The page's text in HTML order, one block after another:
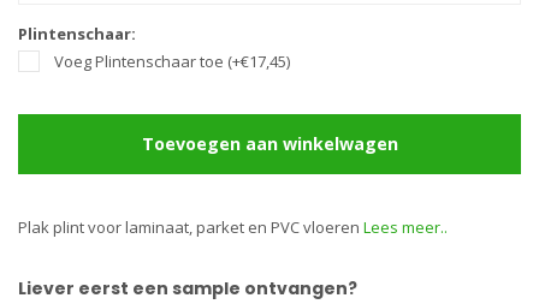
Plintenschaar:
Voeg Plintenschaar toe (+€17,45)
Toevoegen aan winkelwagen
Plak plint voor laminaat, parket en PVC vloeren Lees meer..
Liever eerst een sample ontvangen?